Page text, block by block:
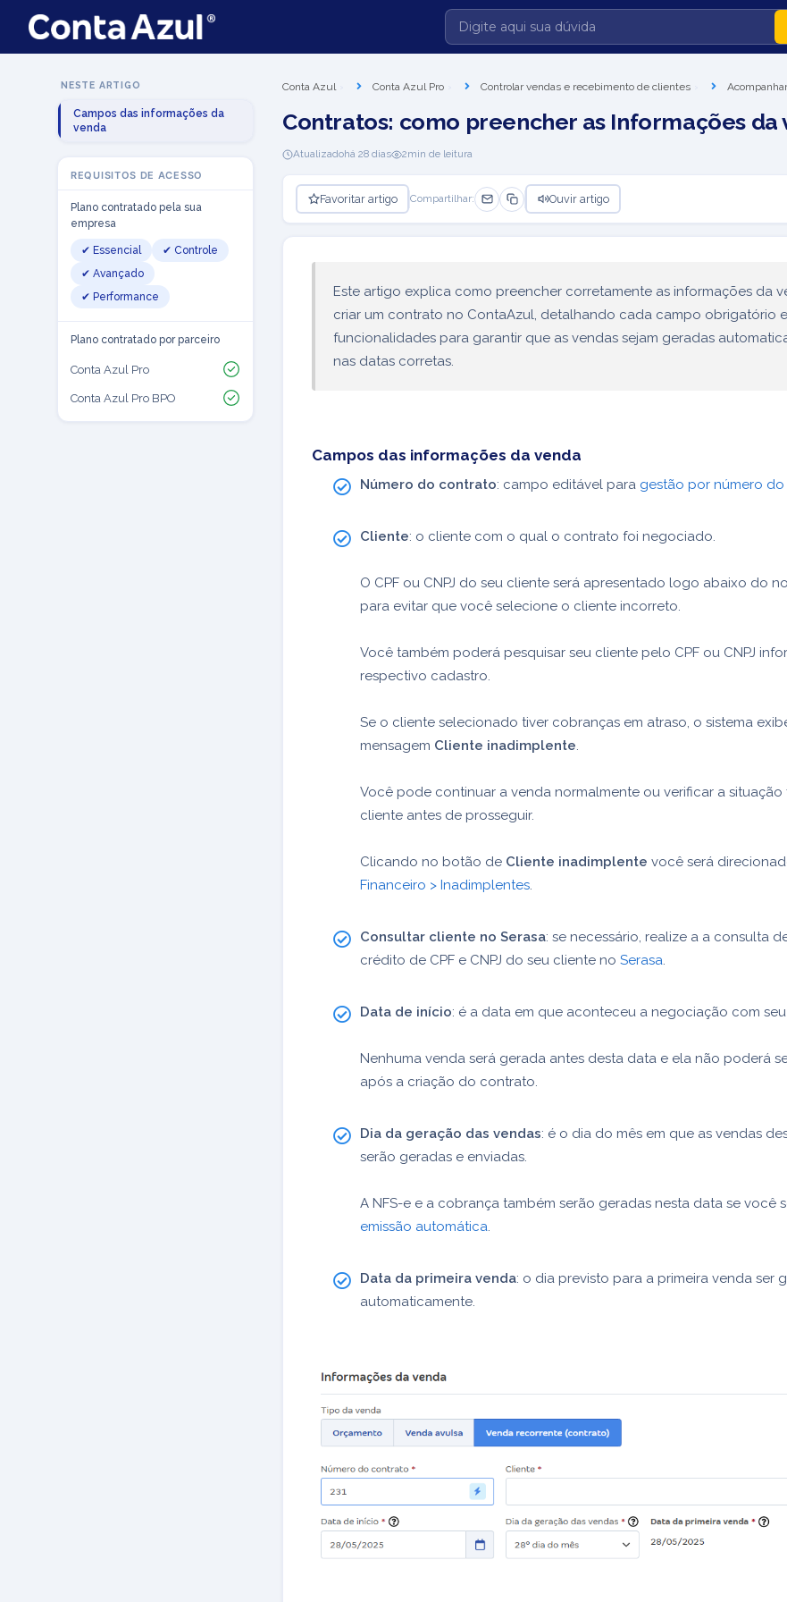
NESTE ARTIGO
Campos das informações da
venda
REQUISITOS DE ACESSO
Plano contratado pela sua
empresa
✔ Essencial
✔ Controle
✔ Avançado
✔ Performance
Plano contratado por parceiro
Conta Azul Pro
Conta Azul Pro BPO
Conta Azul Conta Azul Pro Controlar vendas e recebimento de clientes
Contratos: como preencher as Informações da
Atualizadohá 28 dias 2min de leitura
Favoritar artigo Compartilhar: Ouvir artigo
Este artigo explica como preencher corretamente as informações da
criar um contrato no ContaAzul, detalhando cada campo obrigatório
funcionalidades para garantir que as vendas sejam geradas
nas datas corretas.
Campos das informações da venda
Número do contrato: campo editável para gestão por número
Cliente: o cliente com o qual o contrato foi negociado.
O CPF ou CNPJ do seu cliente será apresentado logo abaixo do
para evitar que você selecione o cliente incorreto.
Você também poderá pesquisar seu cliente pelo CPF ou CNPJ
respectivo cadastro.
Se o cliente selecionado tiver cobranças em atraso, o sistema
mensagem Cliente inadimplente
Você pode continuar a venda normalmente ou verificar a situação
cliente antes de prosseguir.
Clicando no botão de Cliente inadimplente você será
Financeiro > Inadimplentes
Consultar cliente no Serasa: se necessário, realize a a consulta
crédito de CPF e CNPJ do seu cliente no Serasa
Data de início: é a data em que aconteceu a negociação com seu
Nenhuma venda será gerada antes desta data e ela não poderá
após a criação do contrato.
Dia da geração das vendas: é o dia do mês em que as vendas
serão geradas e enviadas.
A NFS-e e a cobrança também serão geradas nesta data se você
emissão automática
Data da primeira venda: o dia previsto para a primeira venda ser
automaticamente.